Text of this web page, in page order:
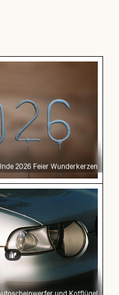
Wunderkerzen
2026 Feier Wunderkerzen
Autoscheinwerfer
und Kotflügel